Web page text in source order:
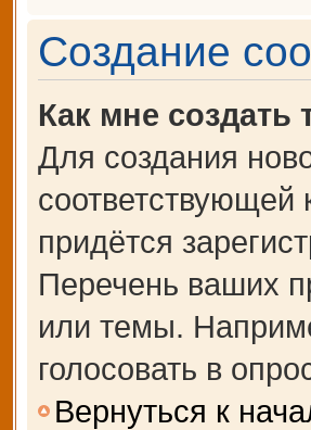
Создание
Как мне
Для создания
придётся
Перечень ваших
или темы.
голосовать в
Вернуться к